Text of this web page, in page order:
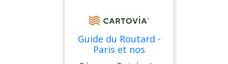
Guide du Routard -
Paris et nos
meilleures adresses